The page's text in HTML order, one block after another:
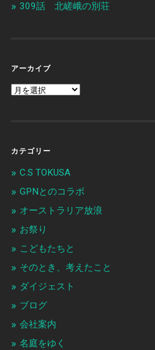
309話 北嵯峨の別荘
アーカイブ
カテゴリー
C.S TOKUSA
GPNとのコラボ
オーストラリア放浪
お祭り
こどもたちと
そのとき、考えたこと
ダイジェスト
ブログ
会社案内
名庭をゆく